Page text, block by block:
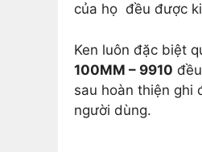
của họ đều được
Ken luôn đặc biệt
100MM – 9910
sau hoàn thiện ghi
người dùng.